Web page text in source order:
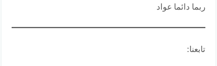
ربما دائما عواد
تابعنا: